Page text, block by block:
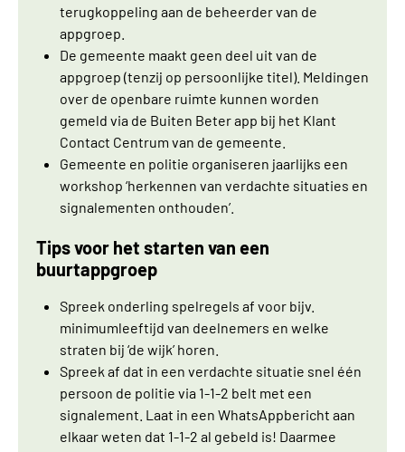
terugkoppeling aan de beheerder van de
appgroep.
De gemeente maakt geen deel uit van de
appgroep (tenzij op persoonlijke titel). Meldingen
over de openbare ruimte kunnen worden
gemeld via de Buiten Beter app bij het Klant
Contact Centrum van de gemeente.
Gemeente en politie organiseren jaarlijks een
workshop ‘herkennen van verdachte situaties en
signalementen onthouden’.
Tips voor het starten van een
buurtappgroep
Spreek onderling spelregels af voor bijv.
minimumleeftijd van deelnemers en welke
straten bij ‘de wijk’ horen.
Spreek af dat in een verdachte situatie snel één
persoon de politie via 1-1-2 belt met een
signalement. Laat in een WhatsAppbericht aan
elkaar weten dat 1-1-2 al gebeld is! Daarmee